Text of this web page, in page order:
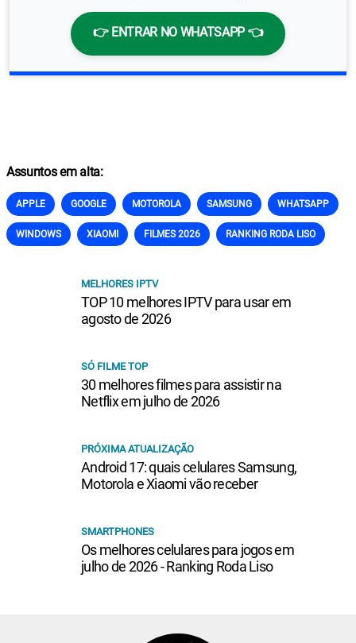
👉 ENTRAR NO WHATSAPP 👈
Assuntos em alta:
APPLE GOOGLE MOTOROLA SAMSUNG WHATSAPP
WINDOWS XIAOMI FILMES 2026 RANKING RODA LISO
MELHORES IPTV
TOP 10 melhores IPTV para usar em
agosto de 2026
SÓ FILME TOP
30 melhores filmes para assistir na
Netflix em julho de 2026
PRÓXIMA ATUALIZAÇÃO
Android 17: quais celulares Samsung,
Motorola e Xiaomi vão receber
SMARTPHONES
Os melhores celulares para jogos em
julho de 2026 - Ranking Roda Liso